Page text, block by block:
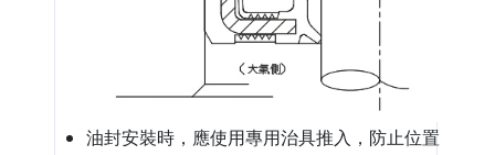
油封安裝時，應使用專用治具推入，防止位置